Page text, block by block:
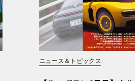
ニュース＆トピックス